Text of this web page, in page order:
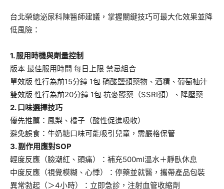
台北榮總泌尿科陳醫師建議，掌握關鍵技巧可最大化效果並降
低風險：
1. 服用時機與劑量控制
版本 最佳服用時間 每日上限 禁忌組合
單效版 性行為前15分鐘 1包 硝酸鹽類藥物、酒精、葡萄柚汁
雙效版 性行為前20分鐘 1包 抗憂鬱藥（SSRI類）、降壓藥
2. 口味選擇技巧
優先推薦：鳳梨、橘子（酸性促進吸收）
避免誤食：牛奶糖口味可能吸引兒童，需嚴格保管
3. 副作用應對SOP
輕度反應（臉潮紅、頭痛）：補充500ml溫水＋靜臥休息
中度反應（視覺模糊、心悸）：停藥並就醫，攜帶產品包裝
異常勃起（＞4小時）：立即急診，注射血管收縮劑